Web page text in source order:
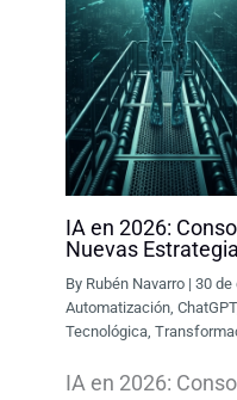
IA en 2026:
Nuevas
By Rubén Navarro |30 de
Automatización ,ChatGPT
Tecnológica ,
IA en 2026: